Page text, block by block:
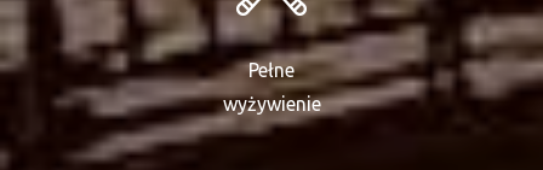
Pełne
wyżywienie